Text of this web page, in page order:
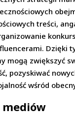
treści,
Dzięki
mogą zwiększyć
pozyskiwać
wśród
mediów